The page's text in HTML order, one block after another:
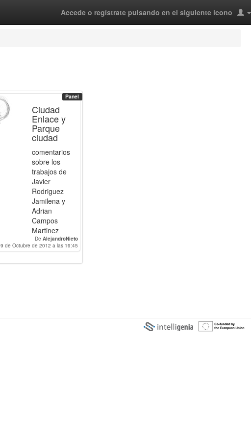
Accede o regístrate pulsando en el siguiente icono
Panel
Ciudad
Enlace y
Parque
ciudad
comentarios
sobre los
trabajos de
Javier
Rodriguez
Jamilena y
Adrian
Campos
Martinez
De AlejandroNieto
9 de Octubre de 2012 a las 19:45
Diseño